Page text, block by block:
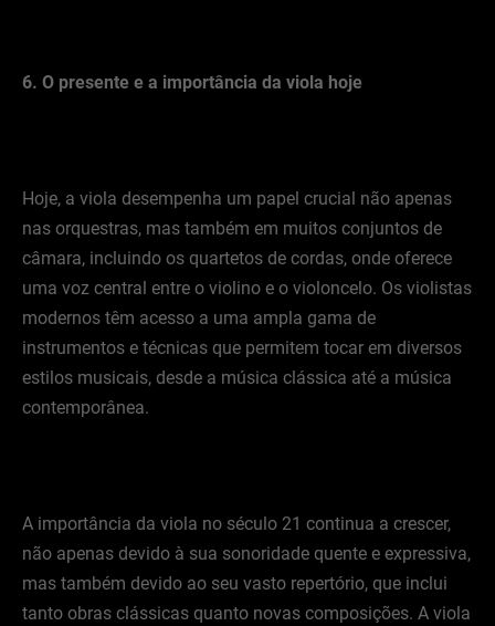
6. O presente e a importância da viola hoje
Hoje, a viola desempenha um papel crucial não apenas
nas orquestras, mas também em muitos conjuntos de
câmara, incluindo os quartetos de cordas, onde oferece
uma voz central entre o violino e o violoncelo. Os violistas
modernos têm acesso a uma ampla gama de
instrumentos e técnicas que permitem tocar em diversos
estilos musicais, desde a música clássica até a música
contemporânea.
A importância da viola no século 21 continua a crescer,
não apenas devido à sua sonoridade quente e expressiva,
mas também devido ao seu vasto repertório, que inclui
tanto obras clássicas quanto novas composições. A viola